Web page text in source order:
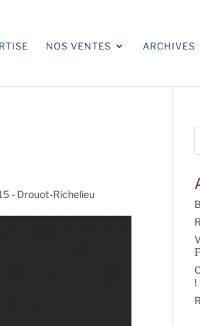
NOS VENTES ARCHIVES
- Drouot-Richelieu
!